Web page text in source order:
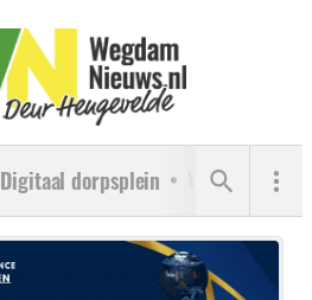
Digitaal dorpsplein Verenigingen